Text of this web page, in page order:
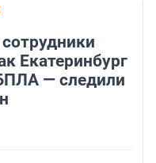
Екатеринбург
— следили